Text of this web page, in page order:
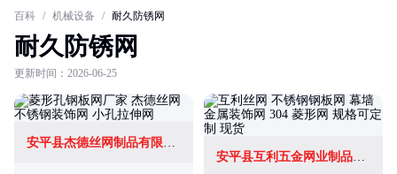
百科 / 机械设备 / 耐久防锈网
耐久防锈网
更新时间：2026-06-25
安平县杰德丝网制品有限公司
安平县互利五金网业制品有限公司